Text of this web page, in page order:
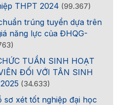
THPT 2024 (99.367)
trúng tuyển dựa trên
năng lực của ĐHQG-
TUẦN SINH HOẠT
ĐỐI VỚI TÂN SINH
(34.633)
sơ xét tốt nghiệp đại học